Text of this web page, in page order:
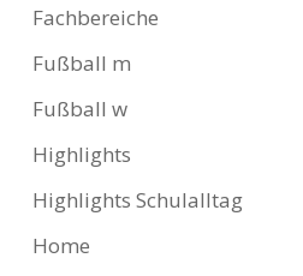
Fachbereiche
Fußball m
Fußball w
Highlights
Highlights Schulalltag
Home